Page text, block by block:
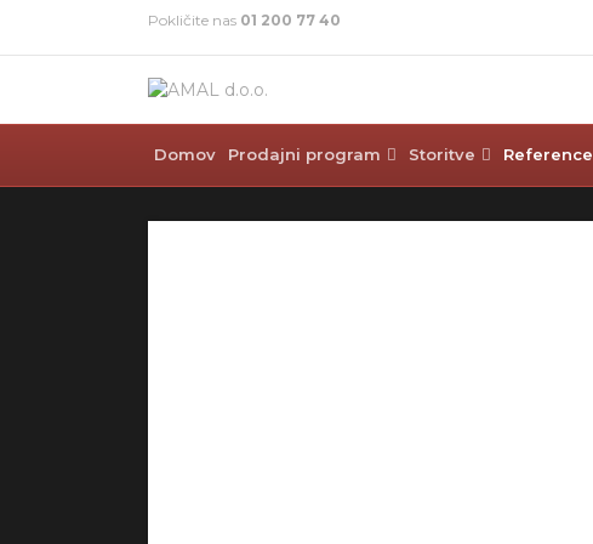
Pokličite nas 01 200 77 40
Domov Prodajni program Storitve Reference